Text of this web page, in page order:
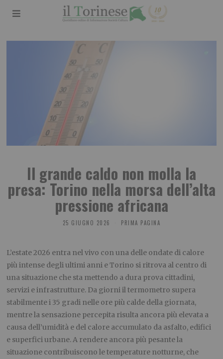
Il grande caldo non molla la
presa: Torino nella morsa dell’alta
pressione africana
25 GIUGNO 2026 PRIMA PAGINA
L’estate 2026 entra nel vivo con una delle ondate di calore
più intense degli ultimi anni e Torino si ritrova al centro di
una situazione che sta mettendo a dura prova cittadini,
servizi e infrastrutture. Da giorni il termometro supera
stabilmente i 35 gradi nelle ore più calde della giornata,
mentre la sensazione percepita risulta ancora più elevata a
causa dell’umidità e del calore accumulato da asfalto, edifici
e superfici urbane. A rendere ancora più pesante la
situazione contribuiscono le temperature notturne, che